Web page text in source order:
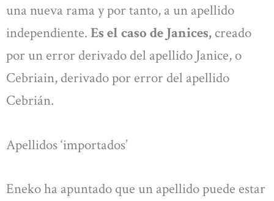
una nueva rama y por tanto, a un apellido
independiente. Es el caso de Janices, creado
por un error derivado del apellido Janice, o
Cebriain, derivado por error del apellido
Cebrián.
Apellidos ‘importados’
Eneko ha apuntado que un apellido puede estar